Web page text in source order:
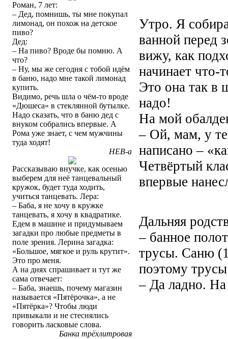
Роман, 7 лет:
– Дед, помнишь, ты мне покупал
лимонад, он похож на детское
пиво?
Дед:
– На пиво? Вроде бы помню. А
что?
– Ну, мы же сегодня с тобой идём
в баню, надо мне такой лимонад
купить.
Видимо, речь шла о чём-то вроде
«Дюшеса» в стеклянной бутылке.
Надо сказать, что в баню дед с
внуком собрались впервые. А
Рома уже знает, с чем мужчины
туда ходят!
НЕВ-а
Рассказываю внучке, как осенью
выберем для неё танцевальный
кружок, будет туда ходить,
учиться танцевать. Лера:
– Баба, я не хочу в кружке
танцевать, я хочу в квадратике.
Едем в машине и придумываем
загадки про любые предметы в
поле зрения. Лерина загадка:
«Большое, мягкое и руль крутит».
Это про меня.
А на днях спрашивает и тут же
сама отвечает:
– Баба, знаешь, почему магазин
называется «Пятёрочка», а не
«Пятёрка»? Чтобы люди
привыкали и не стеснялись
говорить ласковые слова.
Банка трёхлитровая
Утро. Я
ванной перед
вижу, как
начинает что-
Это она так в
надо!
На мой
– Ой, мам, у
написано –
Четвёртый
впервые
Дальняя
– банное
трусы. Саню
поэтому
– Да ладно.